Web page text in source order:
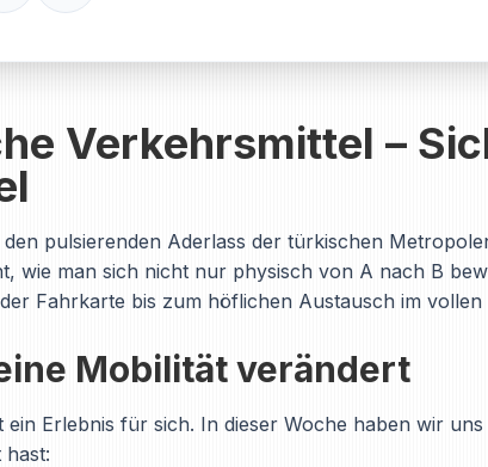
Verkehrsmittel –
pulsierenden Aderlass der türkischen
wie man sich nicht nur physisch von A nach B
Fahrkarte bis zum höflichen Austausch im vollen
Mobilität verändert
ein Erlebnis für sich. In dieser Woche haben wir
hast: